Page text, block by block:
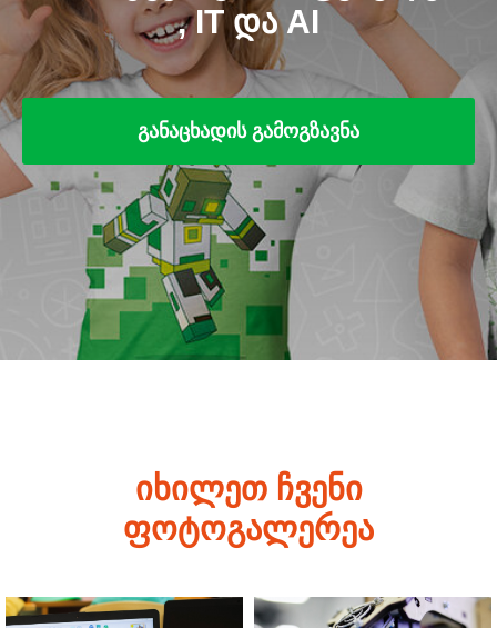
, IT ᲓᲐ AI
განაცხადის გამოგზავნა
იხილეთ ჩვენი
ფოტოგალერეა
входит в международную сеть
кружков робототехники,
программирования и 3D печати.
500+ школ с 2016 года
დეტალური
ინფორმაციისათვის
მოგვწერეთ ან დაგვირეკეთ